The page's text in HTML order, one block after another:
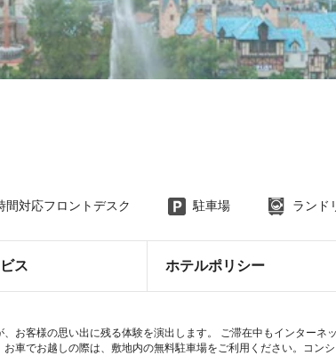
間対応フロントデスク 駐車場 ランド
ス ホテルポリシー
お客様の思い出に残る体験を演出します。 ご滞在中もインターネ
車でお越しの際は、敷地内の無料駐車場をご利用ください。コン